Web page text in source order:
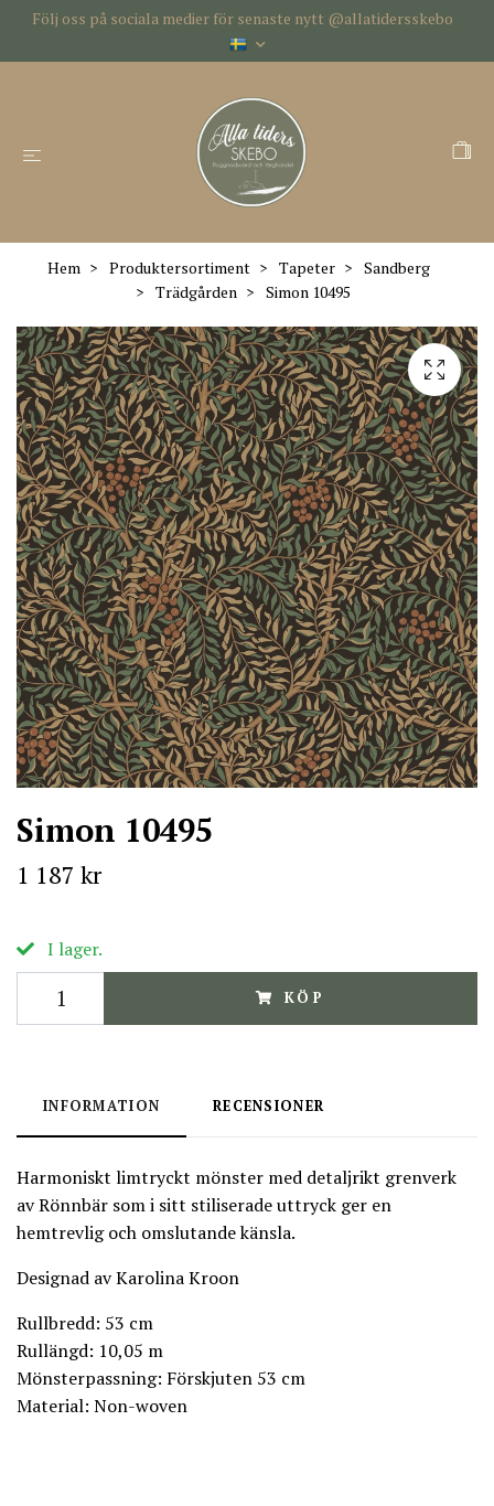
Följ oss på sociala medier för senaste nytt @allatidersskebo
Hem Produktersortiment Tapeter
Sandberg
Trädgården
Simon 10495
Simon 10495
1 187 kr
I lager.
KÖP
INFORMATION RECENSIONER
Harmoniskt limtryckt mönster med detaljrikt grenverk
av Rönnbär som i sitt stiliserade uttryck ger en
hemtrevlig och omslutande känsla.
Designad av Karolina Kroon
Rullbredd: 53 cm
Rullängd: 10,05 m
Mönsterpassning: Förskjuten 53 cm
Material: Non-woven